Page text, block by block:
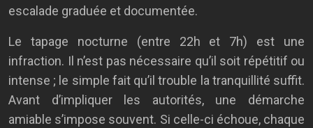
escalade graduée et documentée.
Le tapage nocturne (entre 22h et 7h) est une
infraction. Il n’est pas nécessaire qu’il soit répétitif ou
intense ; le simple fait qu’il trouble la tranquillité suffit.
Avant d’impliquer les autorités, une démarche
amiable s’impose souvent. Si celle-ci échoue, chaque